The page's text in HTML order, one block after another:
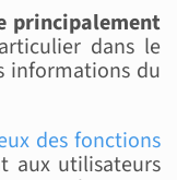
principalement
dans le
informations du
des fonctions
aux utilisateurs